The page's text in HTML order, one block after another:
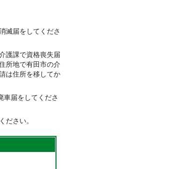
滅届をしてくださ
護課で資格喪失届
所地で有田市の介
は住所を移してか
車届をしてくださ
ださい。